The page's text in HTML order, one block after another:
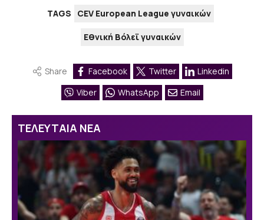
TAGS CEV European League γυναικών
Εθνική Βόλεϊ γυναικών
Share Facebook Twitter
Linkedin
Viber
WhatsApp Email
ΤΕΛΕΥΤΑΙΑ ΝΕΑ